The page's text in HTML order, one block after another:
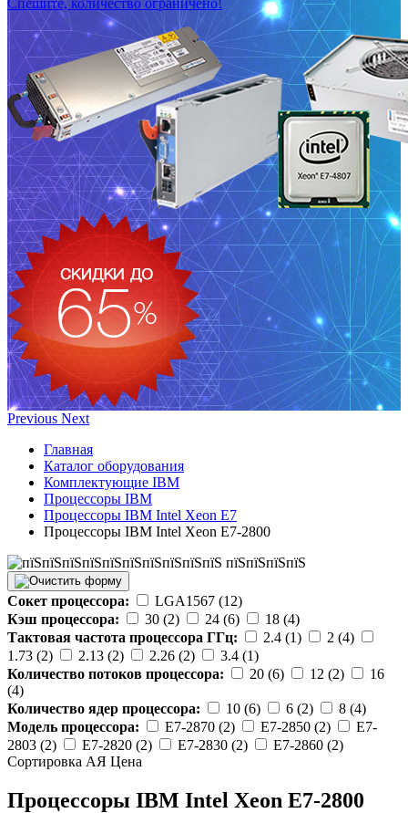
Спешите, количество ограничено!
Previous Next
Главная
Каталог оборудования
Комплектующие IBM
Процессоры IBM
Процессоры IBM Intel Xeon E7
Процессоры IBM Intel Xeon E7-2800
Сокет процессора:
LGA1567 (12)
Кэш процессора:
30 (2) 24 (6)
18 (4)
Тактовая частота процессора ГГц:
2.4 (1)
2 (4)
1.73 (2)
2.13 (2) 2.26 (2)
3.4 (1)
Количество потоков процессора:
20 (6) 12 (2)
16
(4)
Количество ядер процессора:
10 (6) 6 (2)
8 (4)
Модель процессора:
E7-2870 (2) E7-2850 (2)
E7-
2803 (2)
E7-2820 (2) E7-2830 (2)
E7-2860 (2)
Сортировка АЯ Ценa
Процессоры IBM Intel Xeon E7-2800